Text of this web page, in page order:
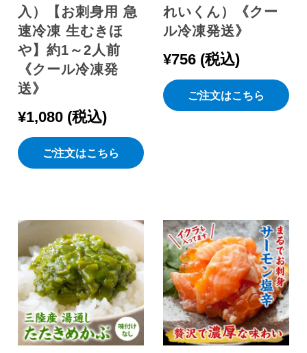
入）【お刺身用 急
速冷凍 生むきほ
や】約1～2人前
《クール冷凍発
送》
¥1,080 税込
ご注文はこちら
れいくん）《クー
ル冷凍発送》
¥756 税込
ご注文はこちら